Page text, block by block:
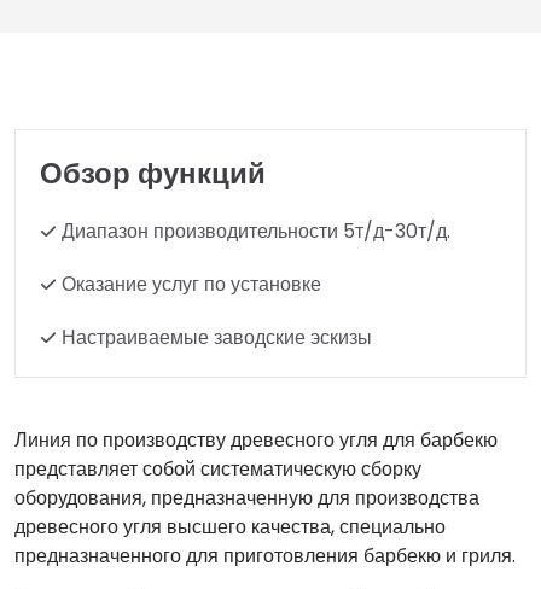
Обзор функций
Диапазон производительности 5т/д-30т/д.
Оказание услуг по установке
Настраиваемые заводские эскизы
Линия по производству древесного угля для барбекю
представляет собой систематическую сборку
оборудования, предназначенную для производства
древесного угля высшего качества, специально
предназначенного для приготовления барбекю и гриля.